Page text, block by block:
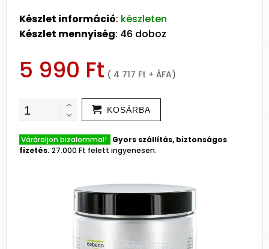
Készlet információ: készleten
Készlet mennyiség: 46 doboz
5 990 Ft ( 4 717 Ft + ÁFA)
KOSÁRBA
Várároljon bizalommal! Gyors szállítás, biztonságos
fizetés. 27.000 Ft felett ingyenesen.